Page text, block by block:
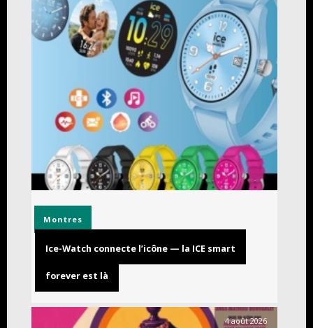
Montres
Ice-Watch connecte l’icône — la ICE smart
forever est là
4 août 2026